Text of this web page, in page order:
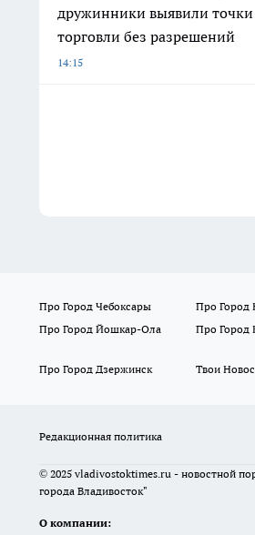
дружинники выявили точки
торговли без разрешений
14:15
Про Город Чебоксары Про Город
Про Город Йошкар-Ола
Про Город
Про Город Дзержинск
Твои
Редакционная политика
© 2025 vladivostoktimes.ru - новостной
города Владивосток"
О компании: